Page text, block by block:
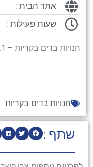
שתף :
אתר הבית :
שעות פעילות :
חנויות בדים בקריות – 04-8706421 – קק"ל 8 קרית מוצקין
חנויות בדים בקריות